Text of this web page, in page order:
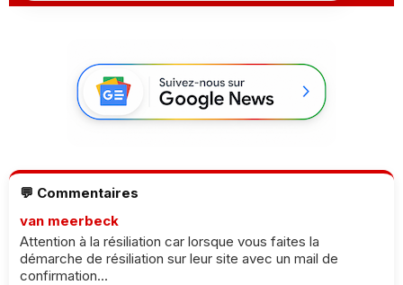
💬 Commentaires
van meerbeck
Attention à la résiliation car lorsque vous faites la
démarche de résiliation sur leur site avec un mail de
confirmation...